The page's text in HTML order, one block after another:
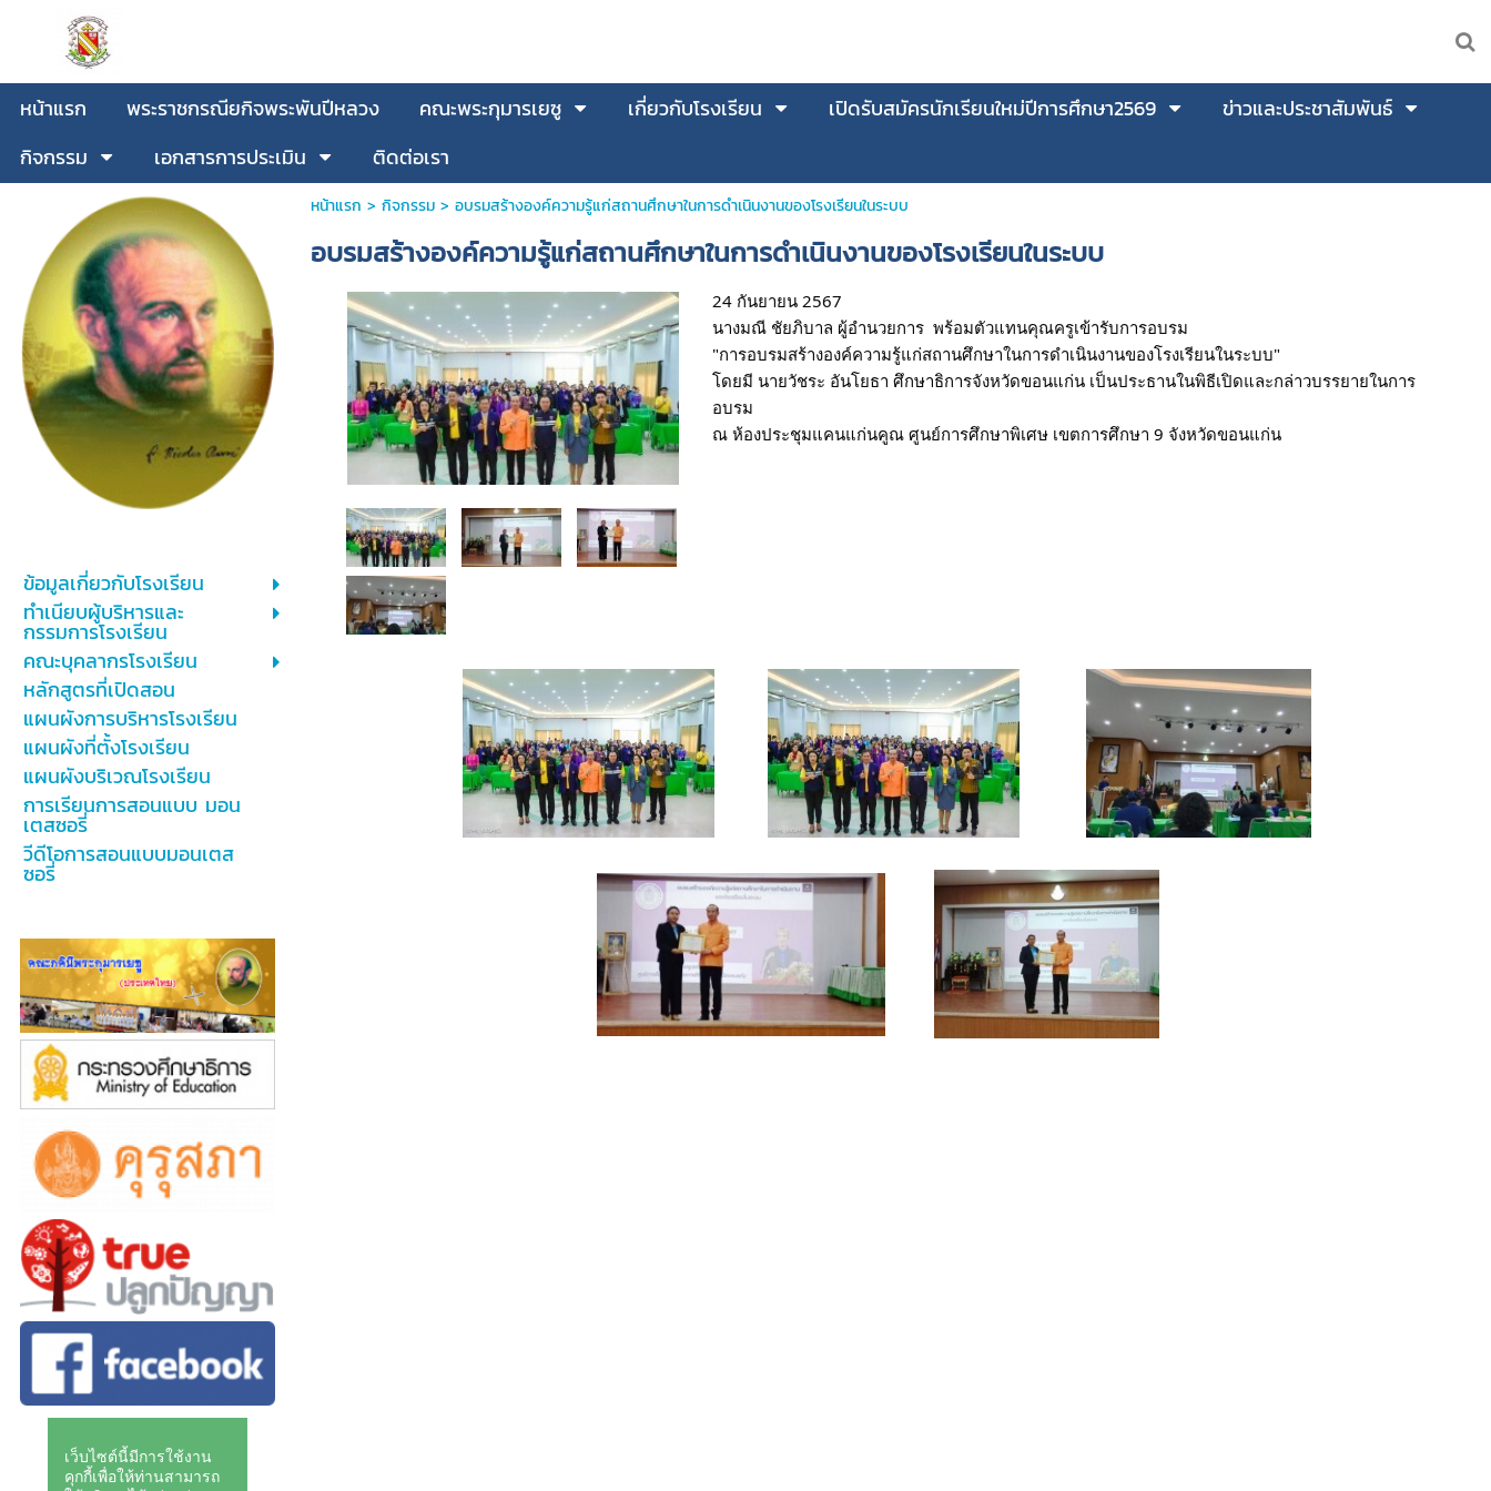
หน้าแรก พระราชกรณียกิจพระพันปีหลวง คณะพระกุมารเยซู เกี่ยวกับโรงเรียน เปิดรับสมัครนักเรียนใหม่ปีการศึกษา2569
ข่าวและประชาสัมพันธ์
กิจกรรม
เอกสารการประเมิน ติดต่อเรา
ข้อมูลเกี่ยวกับโรงเรียน
ทำเนียบผู้บริหารและ
กรรมการโรงเรียน
คณะบุคลากรโรงเรียน
หลักสูตรที่เปิดสอน
แผนผังการบริหารโรงเรียน
แผนผังที่ตั้งโรงเรียน
แผนผังบริเวณโรงเรียน
การเรียนการสอนแบบ มอน
เตสซอรี่
วีดีโอการสอนแบบมอนเตส
ซอรี่
หน้าแรก > กิจกรรม> อบรมสร้างองค์ความรู้แก่สถานศึกษาในการดำเนินงานของโรงเรียนในระบบ
อบรมสร้างองค์ความรู้แก่สถานศึกษาในการดำเนินงานของโรงเรียนในระบบ
24 กันยายน 2567
นางมณี ชัยภิบาล ผู้อำนวยการ  พร้อมตัวแทนคุณครูเข้ารับการอบรม
"การอบรมสร้างองค์ความรู้แก่สถานศึกษาในการดำเนินงานของโรงเรียนในระบบ"
โดยมี นายวัชระ อันโยธา ศึกษาธิการจังหวัดขอนแก่น เป็นประธานในพิธีเปิดและกล่าวบรรยายในการ
อบรม
ณ ห้องประชุมแคนแก่นคูณ ศูนย์การศึกษาพิเศษ เขตการศึกษา 9 จังหวัดขอนแก่น